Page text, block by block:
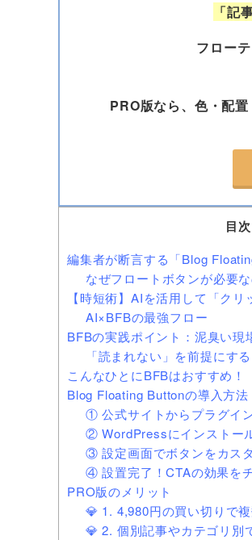
「記
フロー
PRO版なら、色・配
目次
編集者が断言する「Blog
なぜフロートボタンが必要
【時短術】AIを活用して「ク
AI×BFBの最強フロー
BFBの実践ポイント：泥臭い現
「読まれない」を前提にする
こんなひとにBFBはおすすめ！
Blog Floating Buttonの導入方法
① 公式サイトからプラグイ
② WordPressにインストー
③ 設定画面でボタンをカス
④ 設置完了！CTAの効果を
PRO版のメリット
💎 1. 4,980円の買い切りで
💎 2. 個別記事やカテゴリ別